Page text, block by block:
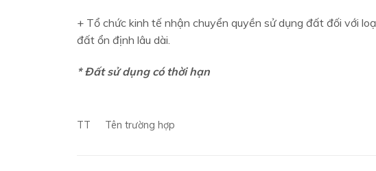
+ Tổ chức kinh tế nhận chuyển quyền sử dụng đất đối với
đất ổn định lâu dài.
* Đất sử dụng có thời hạn
TT Tên trường hợp